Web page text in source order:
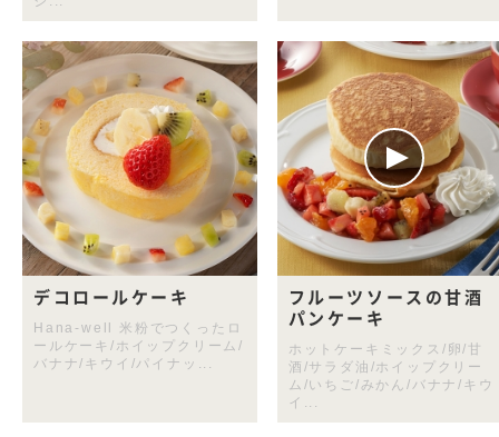
デコロールケーキ
Hana-well 米粉でつくったロ
ールケーキ/ホイップクリーム/
バナナ/キウイ/パイナッ...
フルーツソースの甘酒
パンケーキ
ホットケーキミックス/卵/甘
酒/サラダ油/ホイップクリー
ム/いちご/みかん/バナナ/キウ
イ...